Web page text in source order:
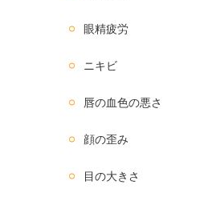
眼精疲労
ニキビ
唇の血色の悪さ
顔の歪み
目の大きさ